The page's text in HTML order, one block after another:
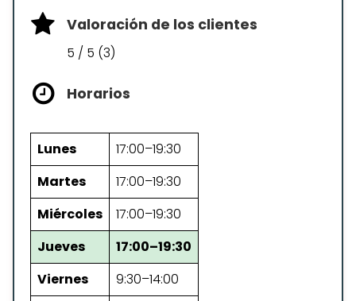
Valoración de los clientes
5 / 5 (3)
Horarios
Lunes
17:00–19:30
Martes
17:00–19:30
Miércoles
17:00–19:30
Jueves
17:00–19:30
Viernes
9:30–14:00